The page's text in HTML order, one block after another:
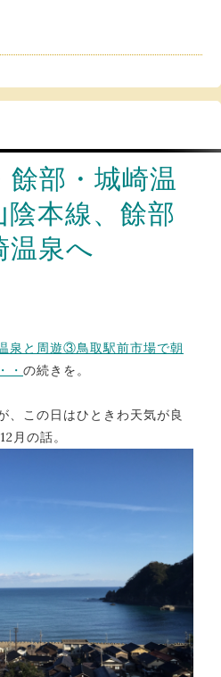
餘部・城崎温
本線、餘部
温泉へ
泉と周遊③鳥取駅前市場で朝
・ の続きを。
、この日はひときわ天気が良
月の話。